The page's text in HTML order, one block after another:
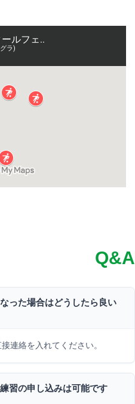
Q&A
った場合はどうしたら良い
連絡を入れてください。
習の申し込みは可能です